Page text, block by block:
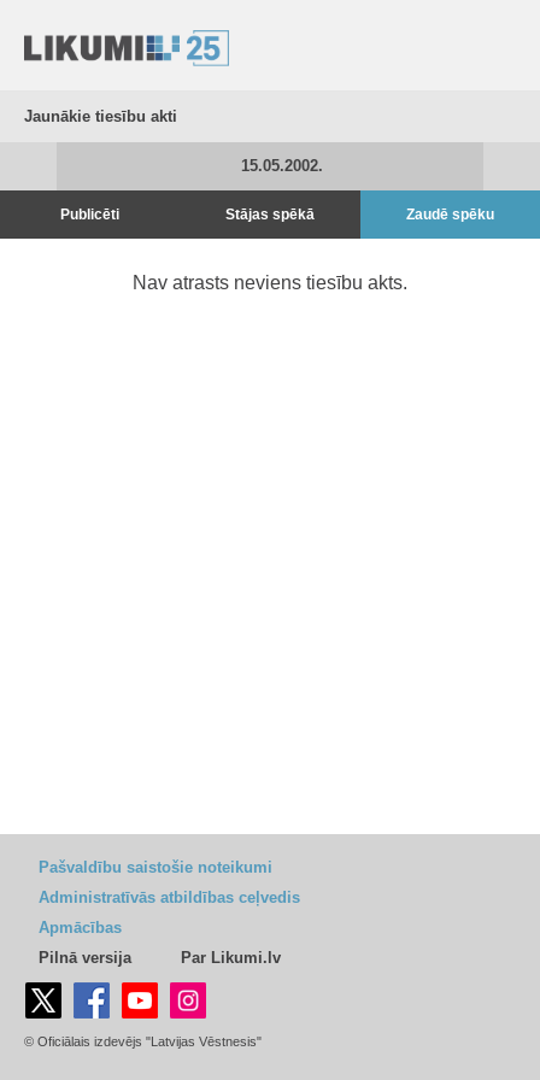
Jaunākie tiesību akti
15.05.2002.
Publicēti Stājas spēkā Zaudē spēku
Nav atrasts neviens tiesību akts.
Pašvaldību saistošie noteikumi
Administratīvās atbildības ceļvedis
Apmācības
Pilnā versija
Par Likumi.lv
© Oficiālais izdevējs "Latvijas Vēstnesis"